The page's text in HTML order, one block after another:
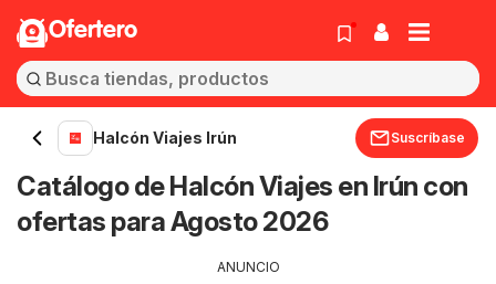
Ofertero
Halcón Viajes Irún Suscríbase
Catálogo de Halcón Viajes en Irún con
ofertas para Agosto 2026
ANUNCIO